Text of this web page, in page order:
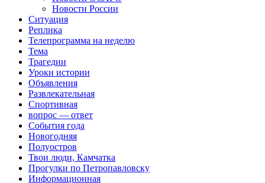
Новости России
Ситуация
Реплика
Телепрограмма на неделю
Тема
Трагедии
Уроки истории
Объявления
Развлекательная
Спортивная
вопрос — ответ
События года
Новогодняя
Полуостров
Твои люди, Камчатка
Прогулки по Петропавловску
Информационная